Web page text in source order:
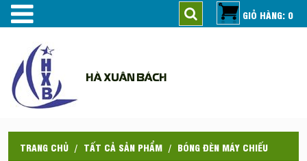
HÀ XUÂN BÁCH
TRANG CHỦ TẤT CẢ SẢN PHẨM BÓNG ĐÈN MÁY CHIẾU
GIỎ HÀNG: 0